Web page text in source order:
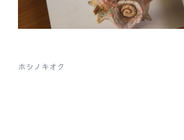
ホシノキオク